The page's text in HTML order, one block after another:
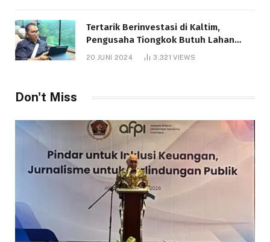
Tertarik Berinvestasi di Kaltim,
Pengusaha Tiongkok Butuh Lahan
1.000 Hektare
20 JUNI 2024 3,321VIEWS
Don't Miss